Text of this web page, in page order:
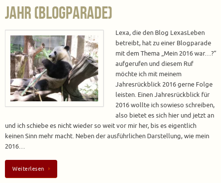
Jahr (Blogparade)
Lexa, die den Blog LexasLeben
betreibt, hat zu einer Blogparade
mit dem Thema „Mein 2016 war…?“
aufgerufen und diesem Ruf
möchte ich mit meinem
Jahresrückblick 2016 gerne Folge
leisten. Einen Jahresrückblick für
2016 wollte ich sowieso schreiben,
also bietet es sich hier und jetzt an
und ich schiebe es nicht wieder so weit vor mir her, bis es eigentlich
keinen Sinn mehr macht. Neben der ausführlichen Darstellung, wie mein
2016…
Weiterlesen